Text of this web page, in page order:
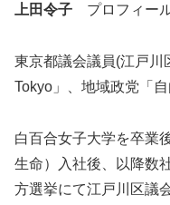
上田令子 プロフィー
東京都議会議員(江戸川
Tokyo」、地域政党「自
白百合女子大学を卒業
生命）入社後、以降数
方選挙にて江戸川区議